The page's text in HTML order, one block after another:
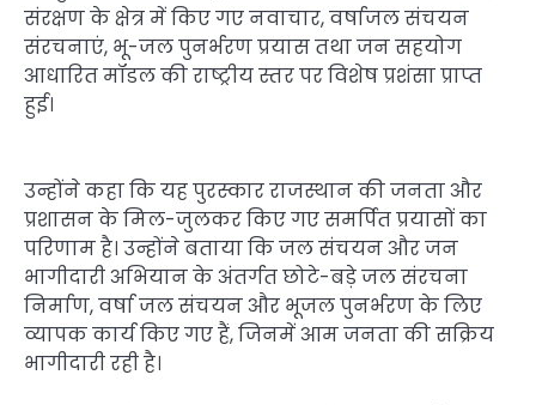
संरक्षण के क्षेत्र में किए गए नवाचार, वर्षाजल संचयन
संरचनाएं, भू-जल पुनर्भरण प्रयास तथा जन सहयोग
आधारित मॉडल की राष्ट्रीय स्तर पर विशेष प्रशंसा प्राप्त
हुई।
उन्होंने कहा कि यह पुरस्कार राजस्थान की जनता और
प्रशासन के मिल-जुलकर किए गए समर्पित प्रयासों का
परिणाम है। उन्होंने बताया कि जल संचयन और जन
भागीदारी अभियान के अंतर्गत छोटे-बड़े जल संरचना
निर्माण, वर्षा जल संचयन और भूजल पुनर्भरण के लिए
व्यापक कार्य किए गए हैं, जिनमें आम जनता की सक्रिय
भागीदारी रही है।